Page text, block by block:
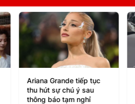
Ariana Grande tiếp tục
thu hút sự chú ý sau
thông báo tạm nghỉ